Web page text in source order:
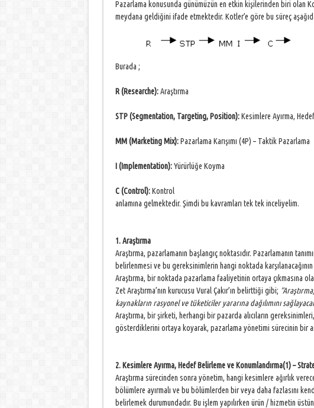
Pazarlama konusunda günümüzün en etkin kişilerinden biri olan
meydana geldiğini ifade etmektedir. Kotler’e göre bu süreç
Burada ;
R (Researche):Araştırma
STP (Segmentation, Targeting, Position):Kesimlere Ayırma,
MM (Marketing Mix):Pazarlama Karışımı (4P) – Taktik Pazarlama
I (Implementation):Yürürlüğe Koyma
C (Control):Kontrol
anlamına gelmektedir. Şimdi bu kavramları tek tek inceliyelim.
1. Araştırma
Araştırma, pazarlamanın başlangıç noktasıdır. Pazarlamanın
belirlenmesi ve bu gereksinimlerin hangi noktada
Araştırma, bir noktada pazarlama faaliyetinin ortaya çıkmasına
Zet Araştırma’nın kurucusu Vural Çakır’ın belirttiği gibi;
kaynakların rasyonel ve tüketiciler yararına dağılımını
Araştırma, bir şirketi, herhangi bir pazarda alıcıların
gösterdiklerini ortaya koyarak, pazarlama yönetimi sürecinin bir
2. Kesimlere Ayırma, Hedef Belirleme ve Konumlandırma(1) –
Araştırma sürecinden sonra yönetim, hangi kesimlere ağırlık
bölümlere ayırmalı ve bu bölümlerden bir veya daha fazlasını
belirlemek durumundadır. Bu işlem yapılırken ürün / hizmetin